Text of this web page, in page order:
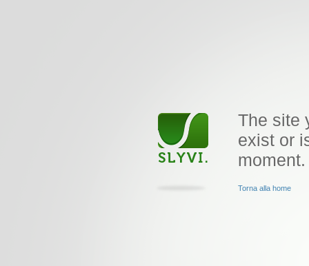
The site
exist or
moment.
Torna alla home